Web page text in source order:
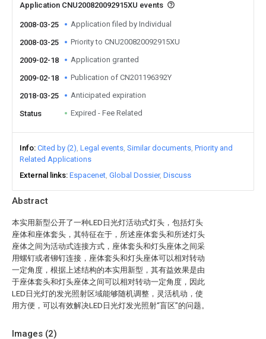
Abstract
本实用新型公开了一种LED日光灯活动式灯头，包括灯头
座体和座体套头，其特征在于，所述座体套头和所述灯头
座体之间为活动式连接方式，座体套头和灯头座体之间采
用螺钉或者铆钉连接，座体套头和灯头座体可以相对转动
一定角度，根据上述结构的本实用新型，其有益效果是由
于座体套头和灯头座体之间可以相对转动一定角度，因此
LED日光灯的发光照射区域能够随机调整，灵活机动，使
用方便，可以有效解决LED日光灯发光照射“盲区”的问题。
Images (2)
Application CNU200820092915XU events
2008-03-25 Application filed by Individual
2008-03-25 Priority to CNU200820092915XU
2009-02-18 Application granted
2009-02-18 Publication of CN201196392Y
2018-03-25 Anticipated expiration
Status Expired - Fee Related
Info Cited by (2) Legal events Similar documents Priority and
Related Applications
External links Espacenet Global Dossier Discuss